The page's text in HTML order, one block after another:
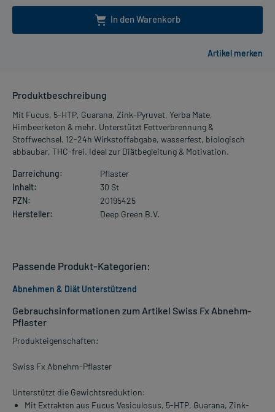
In den Warenkorb
Produktbeschreibung
Mit Fucus, 5-HTP, Guarana, Zink-Pyruvat, Yerba Mate,
Himbeerketon & mehr. Unterstützt Fettverbrennung &
Stoffwechsel. 12-24h Wirkstoffabgabe, wasserfest, biologisch
abbaubar, THC-frei. Ideal zur Diätbegleitung & Motivation.
Darreichung:
Pflaster
Inhalt:
30 St
PZN:
20195425
Hersteller:
Deep Green B.V.
Gebrauchsinformationen zum Artikel Swiss Fx Abnehm-
Pflaster
Produkteigenschaften:
Swiss Fx Abnehm-Pflaster
Unterstützt die Gewichtsreduktion:
Mit Extrakten aus Fucus Vesiculosus, 5-HTP, Guarana, Zink-
Passende Produkt-Kategorien:
Abnehmen & Diät Unterstützend